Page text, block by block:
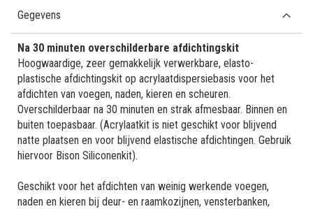
Gegevens
Na 30 minuten overschilderbare afdichtingskit
Hoogwaardige, zeer gemakkelijk verwerkbare, elasto-
plastische afdichtingskit op acrylaatdispersiebasis voor het
afdichten van voegen, naden, kieren en scheuren.
Overschilderbaar na 30 minuten en strak afmesbaar. Binnen en
buiten toepasbaar. (Acrylaatkit is niet geschikt voor blijvend
natte plaatsen en voor blijvend elastische afdichtingen. Gebruik
hiervoor Bison Siliconenkit).
Geschikt voor het afdichten van weinig werkende voegen,
naden en kieren bij deur- en raamkozijnen, vensterbanken,